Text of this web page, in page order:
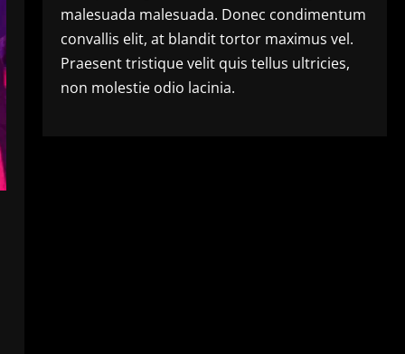
malesuada malesuada. Donec condimentum
convallis elit, at blandit tortor maximus vel.
Praesent tristique velit quis tellus ultricies,
non molestie odio lacinia.